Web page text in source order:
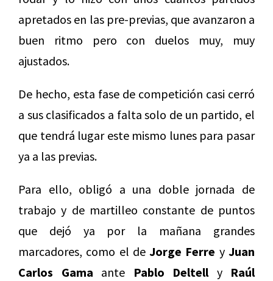
apretados en las pre-previas, que avanzaron a
buen ritmo pero con duelos muy, muy
ajustados.
De hecho, esta fase de competición casi cerró
a sus clasificados a falta solo de un partido, el
que tendrá lugar este mismo lunes para pasar
ya a las previas.
Para ello, obligó a una doble jornada de
trabajo y de martilleo constante de puntos
que dejó ya por la mañana grandes
marcadores, como el deJorge Ferre yJuan
Carlos Gama ante Pablo Deltelly Raúl